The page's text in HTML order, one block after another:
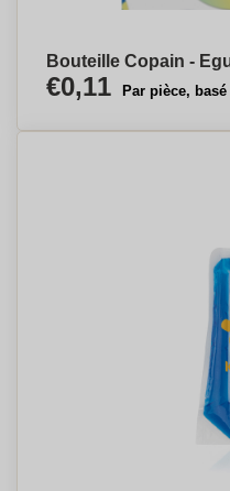
Bouteille Copain -
€0,11 Par pièce,